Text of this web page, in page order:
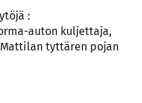
:
auton kuljettaja,
tyttären pojan